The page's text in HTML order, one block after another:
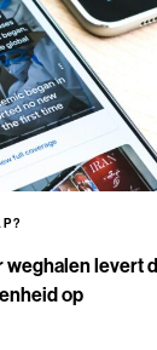
weghalen levert
op